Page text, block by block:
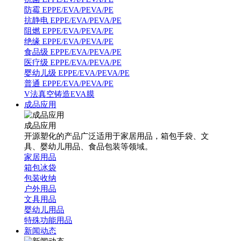
防霉 EPPE/EVA/PEVA/PE
抗静电 EPPE/EVA/PEVA/PE
阻燃 EPPE/EVA/PEVA/PE
绝缘 EPPE/EVA/PEVA/PE
食品级 EPPE/EVA/PEVA/PE
医疗级 EPPE/EVA/PEVA/PE
婴幼儿级 EPPE/EVA/PEVA/PE
普通 EPPE/EVA/PEVA/PE
V法真空铸造EVA膜
成品应用
成品应用
开源塑化的产品广泛适用于家居用品，箱包手袋、文
具、婴幼儿用品、食品包装等领域。
家居用品
箱包冰袋
包装收纳
户外用品
文具用品
婴幼儿用品
特殊功能用品
新闻动态